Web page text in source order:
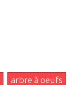
arbre à oeufs